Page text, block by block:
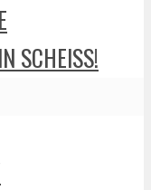
SCHEISS!